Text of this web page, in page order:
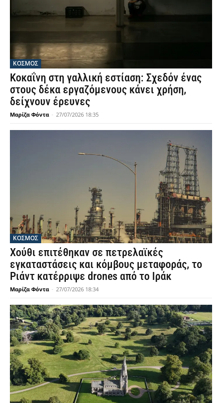
ΚΟΣΜΟΣ
Κοκαΐνη στη γαλλική εστίαση: Σχεδόν ένας
στους δέκα εργαζόμενους κάνει χρήση,
δείχνουν έρευνες
Μαρίζα Φόντα - 27/07/2026 18:35
ΚΟΣΜΟΣ
Χούθι επιτέθηκαν σε πετρελαϊκές
εγκαταστάσεις και κόμβους μεταφοράς, το
Ριάντ κατέρριψε drones από το Ιράκ
Μαρίζα Φόντα - 27/07/2026 18:34